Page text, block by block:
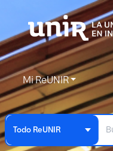
Mi ReUNIR
Todo ReUNIR